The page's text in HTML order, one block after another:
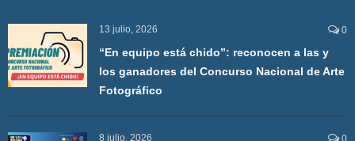
13 julio, 2026 0
“En equipo está chido”: reconocen a las y
los ganadores del Concurso Nacional de Arte
Fotográfico
8 julio, 2026 0